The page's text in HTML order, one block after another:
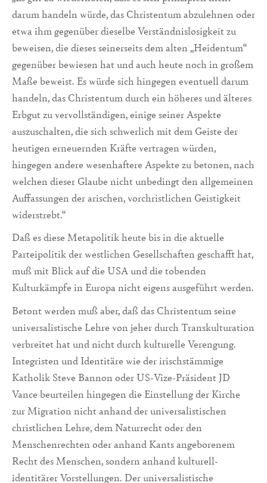
darum handeln würde, das Chris­tentum abzulehnen oder
etwa ihm gegenüber dieselbe Verständnislosigkeit zu
beweisen, die dieses seinerseits dem alten „Heidentum“
gegenüber bewiesen hat und auch heute noch in großem
Maße beweist. Es würde sich hingegen eventuell darum
handeln, das Christentum durch ein höheres und älteres
Erbgut zu vervollständigen, einige seiner Aspekte
auszuschalten, die sich schwerlich mit dem Geiste der
heutigen erneuernden Kräfte vertragen würden,
hingegen andere wesenhaftere Aspekte zu betonen, nach
wel­chen dieser Glaube nicht unbedingt den allgemeinen
Auffassungen der arischen, vor­christlichen Geistigkeit
widerstrebt.“
Daß es diese Metapolitik heute bis in die aktuelle
Parteipolitik der westlichen Gesellschaften geschafft hat,
muß mit Blick auf die USA und die tobenden
Kulturkämpfe in Europa nicht eigens ausgeführt werden.
Betont werden muß aber, daß das Christentum seine
universalistische Lehre von jeher durch Transkulturation
verbreitet hat und nicht durch kulturelle Verengung.
Integristen und Identi­täre wie der irischstämmige
Katholik Steve Bannon oder US-Vize-Präsident JD
Vance beurteilen hingegen die Einstellung der Kirche
zur Migra­tion nicht anhand der universalisti­schen
christlichen Lehre, dem Natur­recht oder den
Menschenrechten oder anhand Kants angeborenem
Recht des Menschen, sondern anhand kultu­rell-
identitärer Vorstellungen. Der universalistische